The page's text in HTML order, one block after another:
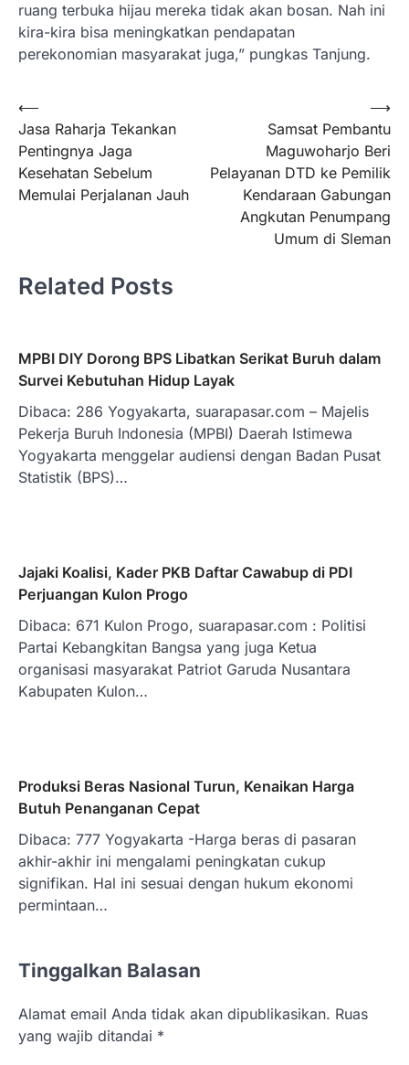
ruang terbuka hijau mereka tidak akan bosan. Nah ini
kira-kira bisa meningkatkan pendapatan
perekonomian masyarakat juga,” pungkas Tanjung.
Navigasi
pos
⟵
Jasa Raharja Tekankan
Pentingnya Jaga
Kesehatan Sebelum
Memulai Perjalanan Jauh
Samsat Pembantu
Maguwoharjo Beri
Pelayanan DTD ke Pemilik
Kendaraan Gabungan
Angkutan Penumpang
Umum di Sleman
⟶
Related Posts
MPBI DIY Dorong BPS Libatkan Serikat Buruh dalam
Survei Kebutuhan Hidup Layak
Dibaca: 286 Yogyakarta, suarapasar.com – Majelis
Pekerja Buruh Indonesia (MPBI) Daerah Istimewa
Yogyakarta menggelar audiensi dengan Badan Pusat
Statistik (BPS)…
Jajaki Koalisi, Kader PKB Daftar Cawabup di PDI
Perjuangan Kulon Progo
Dibaca: 671 Kulon Progo, suarapasar.com : Politisi
Partai Kebangkitan Bangsa yang juga Ketua
organisasi masyarakat Patriot Garuda Nusantara
Kabupaten Kulon…
Produksi Beras Nasional Turun, Kenaikan Harga
Butuh Penanganan Cepat
Dibaca: 777 Yogyakarta -Harga beras di pasaran
akhir-akhir ini mengalami peningkatan cukup
signifikan. Hal ini sesuai dengan hukum ekonomi
permintaan…
Tinggalkan Balasan
Alamat email Anda tidak akan dipublikasikan. Ruas
yang wajib ditandai *